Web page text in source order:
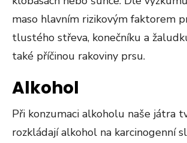
maso hlavním rizikovým faktorem
tlustého střeva, konečníku a
také příčinou rakoviny prsu.
Alkohol
Při konzumaci alkoholu naše játra
rozkládají alkohol na karcinogenní